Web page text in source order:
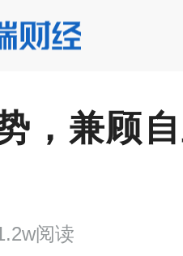
，兼顾
阅读